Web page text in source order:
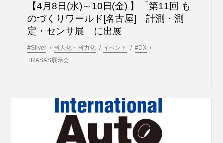
【4月8日(水)～10日(金) 】「第11回 も
のづくりワールド[名古屋] 計測・測
定・センサ展」に出展
#Silver 省人化・省力化 イベント
#DX
TRASAS展示会